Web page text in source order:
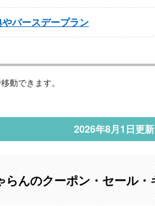
バースデープラン
動できます。
2026年8月1日更新
らんのクーポン・セール